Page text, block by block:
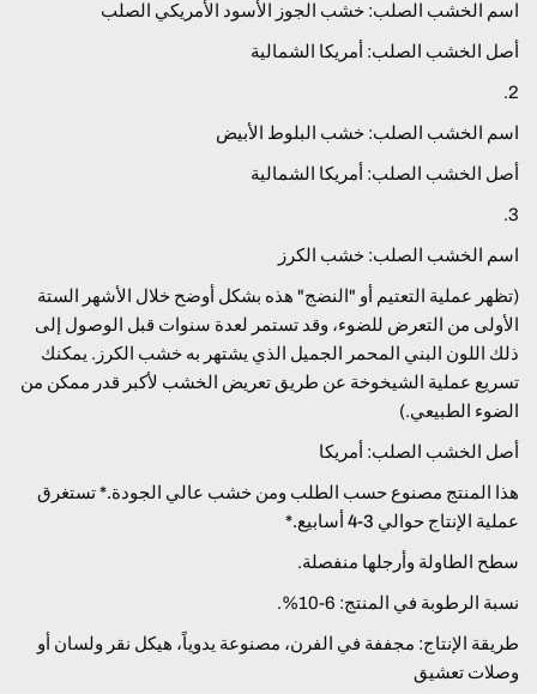
اسم الخشب الصلب: خشب الجوز الأسود الأمريكي الصلب
أصل الخشب الصلب: أمريكا الشمالية
2.
اسم الخشب الصلب: خشب البلوط الأبيض
أصل الخشب الصلب: أمريكا الشمالية
3.
اسم الخشب الصلب: خشب الكرز
(تظهر عملية التعتيم أو "النضج" هذه بشكل أوضح خلال الأشهر الستة
الأولى من التعرض للضوء، وقد تستمر لعدة سنوات قبل الوصول إلى
ذلك اللون البني المحمر الجميل الذي يشتهر به خشب الكرز. يمكنك
تسريع عملية الشيخوخة عن طريق تعريض الخشب لأكبر قدر ممكن من
الضوء الطبيعي.)
أصل الخشب الصلب: أمريكا
هذا المنتج مصنوع حسب الطلب ومن خشب عالي الجودة.* تستغرق
عملية الإنتاج حوالي 3-4 أسابيع.*
سطح الطاولة وأرجلها منفصلة.
نسبة الرطوبة في المنتج: 6-10%.
طريقة الإنتاج: مجففة في الفرن، مصنوعة يدوياً، هيكل نقر ولسان أو
وصلات تعشيق